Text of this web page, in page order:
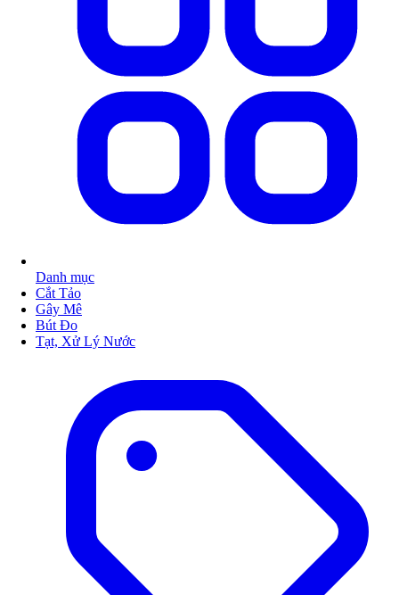
Danh mục
Cắt Tảo
Gây Mê
Bút Đo
Tạt, Xử Lý Nước